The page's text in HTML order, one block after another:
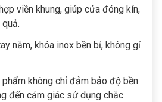
viền khung, giúp cửa đóng kín,
nắm, khóa inox bền bỉ, không gỉ
phẩm không chỉ đảm bảo độ bền
đến cảm giác sử dụng chắc